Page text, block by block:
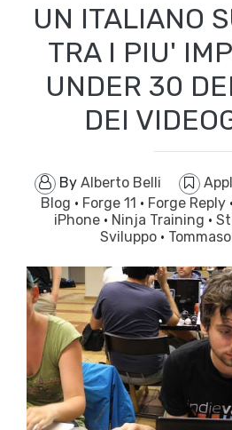
UN ITALIANO
TRA I PIU'
UNDER 30
DEI
By Alberto Belli
Blog · Forge 11 · Forge Reply ·
iPhone · Ninja Training ·
Sviluppo ·